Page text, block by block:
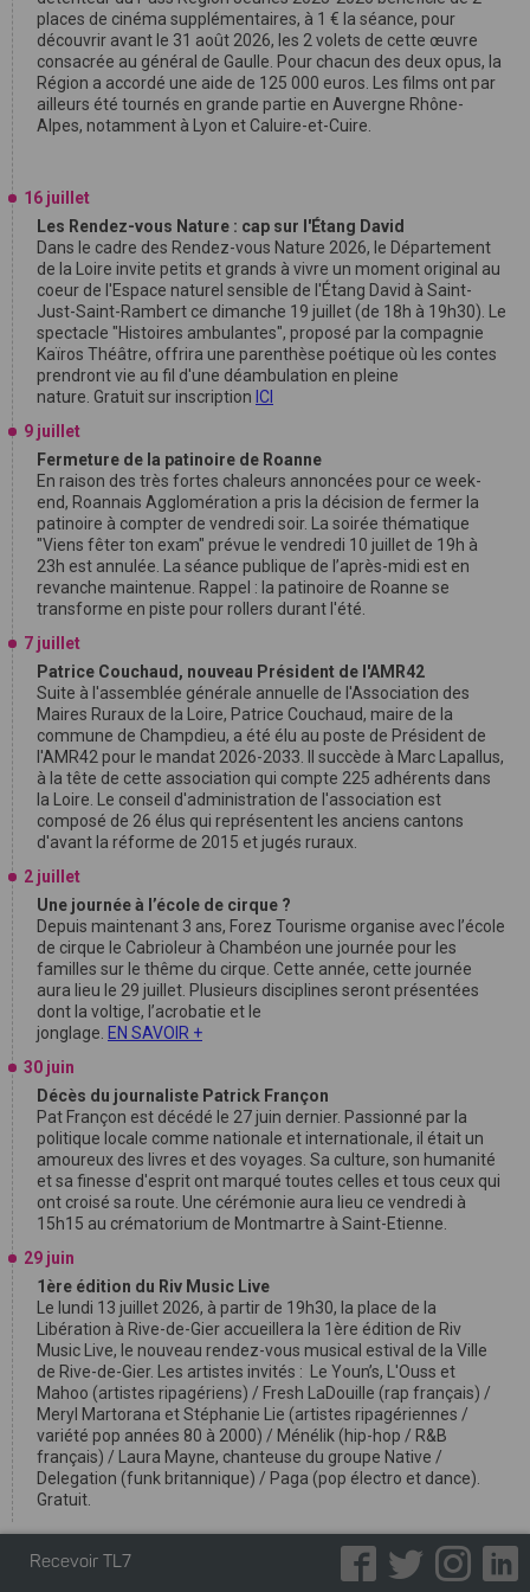
places de cinéma supplémentaires, à 1 € la séance, pour
découvrir avant le 31 août 2026, les 2 volets de cette œuvre
consacrée au général de Gaulle. Pour chacun des deux opus, la
Région a accordé une aide de 125 000 euros. Les films ont par
ailleurs été tournés en grande partie en Auvergne Rhône-
Alpes, notamment à Lyon et Caluire-et-Cuire.
16 juillet
Les Rendez-vous Nature : cap sur l'Étang David
Dans le cadre des Rendez-vous Nature 2026, le Département
de la Loire invite petits et grands à vivre un moment original au
coeur de l'Espace naturel sensible de l'Étang David à Saint-
Just-Saint-Rambert ce dimanche 19 juillet (de 18h à 19h30). Le
spectacle "Histoires ambulantes", proposé par la compagnie
Kaïros Théâtre, offrira une parenthèse poétique où les contes
prendront vie au fil d'une déambulation en pleine
nature. Gratuit sur inscription ICI
9 juillet
Fermeture de la patinoire de Roanne
En raison des très fortes chaleurs annoncées pour ce week-
end, Roannais Agglomération a pris la décision de fermer la
patinoire à compter de vendredi soir. La soirée thématique
"Viens fêter ton exam" prévue le vendredi 10 juillet de 19h à
23h est annulée. La séance publique de l’après-midi est en
revanche maintenue. Rappel : la patinoire de Roanne se
transforme en piste pour rollers durant l'été.
7 juillet
Patrice Couchaud, nouveau Président de l'AMR42
Suite à l'assemblée générale annuelle de l'Association des
Maires Ruraux de la Loire, Patrice Couchaud, maire de la
commune de Champdieu, a été élu au poste de Président de
l'AMR42 pour le mandat 2026-2033. Il succède à Marc Lapallus,
à la tête de cette association qui compte 225 adhérents dans
la Loire. Le conseil d'administration de l'association est
composé de 26 élus qui représentent les anciens cantons
d'avant la réforme de 2015 et jugés ruraux.
2 juillet
Une journée à l’école de cirque ?
Depuis maintenant 3 ans, Forez Tourisme organise avec l’école
de cirque le Cabrioleur à Chambéon une journée pour les
familles sur le thême du cirque. Cette année, cette journée
aura lieu le 29 juillet. Plusieurs disciplines seront présentées
dont la voltige, l’acrobatie et le
jonglage. EN SAVOIR +
30 juin
Décès du journaliste Patrick Françon
Pat Françon est décédé le 27 juin dernier. Passionné par la
politique locale comme nationale et internationale, il était un
amoureux des livres et des voyages. Sa culture, son humanité
et sa finesse d'esprit ont marqué toutes celles et tous ceux qui
ont croisé sa route. Une cérémonie aura lieu ce vendredi à
15h15 au crématorium de Montmartre à Saint-Etienne.
29 juin
1ère édition du Riv Music Live
Le lundi 13 juillet 2026, à partir de 19h30, la place de la
Libération à Rive-de-Gier accueillera la 1ère édition de Riv
Music Live, le nouveau rendez-vous musical estival de la Ville
de Rive-de-Gier. Les artistes invités : Le Youn’s, L'Ouss et
Mahoo (artistes ripagériens) / Fresh LaDouille (rap français) /
Meryl Martorana et Stéphanie Lie (artistes ripagériennes /
variété pop années 80 à 2000) / Ménélik (hip-hop / R&B
français) / Laura Mayne, chanteuse du groupe Native /
Delegation (funk britannique) / Paga (pop électro et dance).
Gratuit.
Recevoir TL7